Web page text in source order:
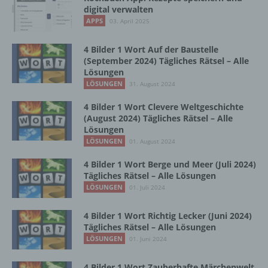
digital verwalten
APPS 03. April 2025
4 Bilder 1 Wort Auf der Baustelle
(September 2024) Tägliches Rätsel – Alle
Lösungen
LÖSUNGEN 31. August 2024
4 Bilder 1 Wort Clevere Weltgeschichte
(August 2024) Tägliches Rätsel – Alle
Lösungen
LÖSUNGEN 01. August 2024
4 Bilder 1 Wort Berge und Meer (Juli 2024)
Tägliches Rätsel – Alle Lösungen
LÖSUNGEN 01. Juli 2024
4 Bilder 1 Wort Richtig Lecker (Juni 2024)
Tägliches Rätsel – Alle Lösungen
LÖSUNGEN 01. Juni 2024
b) betroffene Person
identifizierbare natürliche Person, deren
personenbezogene Daten von dem für die
Verarbeitung Verantwortlichen verarbeitet
werden.
c) Verarbeitung
automatisierter Verfahren ausgeführte
Vorgang oder jede solche Vorgangsreihe im
Zusammenhang mit personenbezogenen
Organisation, das Ordnen, die Speicherung,
die Anpassung oder Veränderung, das
Auslesen, das Abfragen, die Verwendung,
die Offenlegung durch Übermittlung,
Verbreitung oder eine andere Form der